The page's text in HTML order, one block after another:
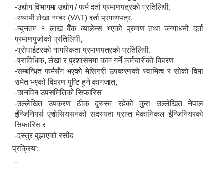
-उद्योग विभागमा उद्योग / फर्म दर्ता प्रमाणपत्रको प्रतिलिपी,
-स्थायी लेखा नम्बर (VAT) दर्ता प्रमाणपत्र,
-न्युनतम १ लाख वैँक व्यालेन्स भएको प्रमाण तथा जग्गाधनी दर्ता
प्रमाणपुर्जाको प्रतिलिपी,
-प्रोपाईटरको नागरिकता प्रमाणपत्रको प्रतिलिपी,
-प्राविधिक, लेखा र प्रशासनमा काम गर्ने कर्मचारीको विवरण
-सम्बन्धित फर्मसँग भएको मेसिनरी उपकरणको स्वामित्व र सोको विमा
समेत भएको विवरण पुष्टि हुने कागजात,
-छानविन उपसमितिको सिफारिस
-उल्लेखित उपकरण ठीक दुरुस्त रहेको कुरा उल्लेखित नेपाल
ईन्जिनियर्स एशोसियसनको सदस्यता प्राप्त मेकानिकल ईन्जिनियरको
सिफारिस र
-दस्तुर बुझाएको रसीद
प्रक्रिया:
-